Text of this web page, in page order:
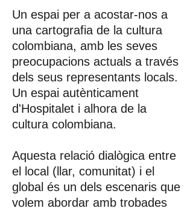
Un espai per a acostar-nos a
una cartografia de la cultura
colombiana, amb les seves
preocupacions actuals a través
dels seus representants locals.
Un espai autènticament
d'Hospitalet i alhora de la
cultura colombiana.
Aquesta relació dialògica entre
el local (llar, comunitat) i el
global és un dels escenaris que
volem abordar amb trobades